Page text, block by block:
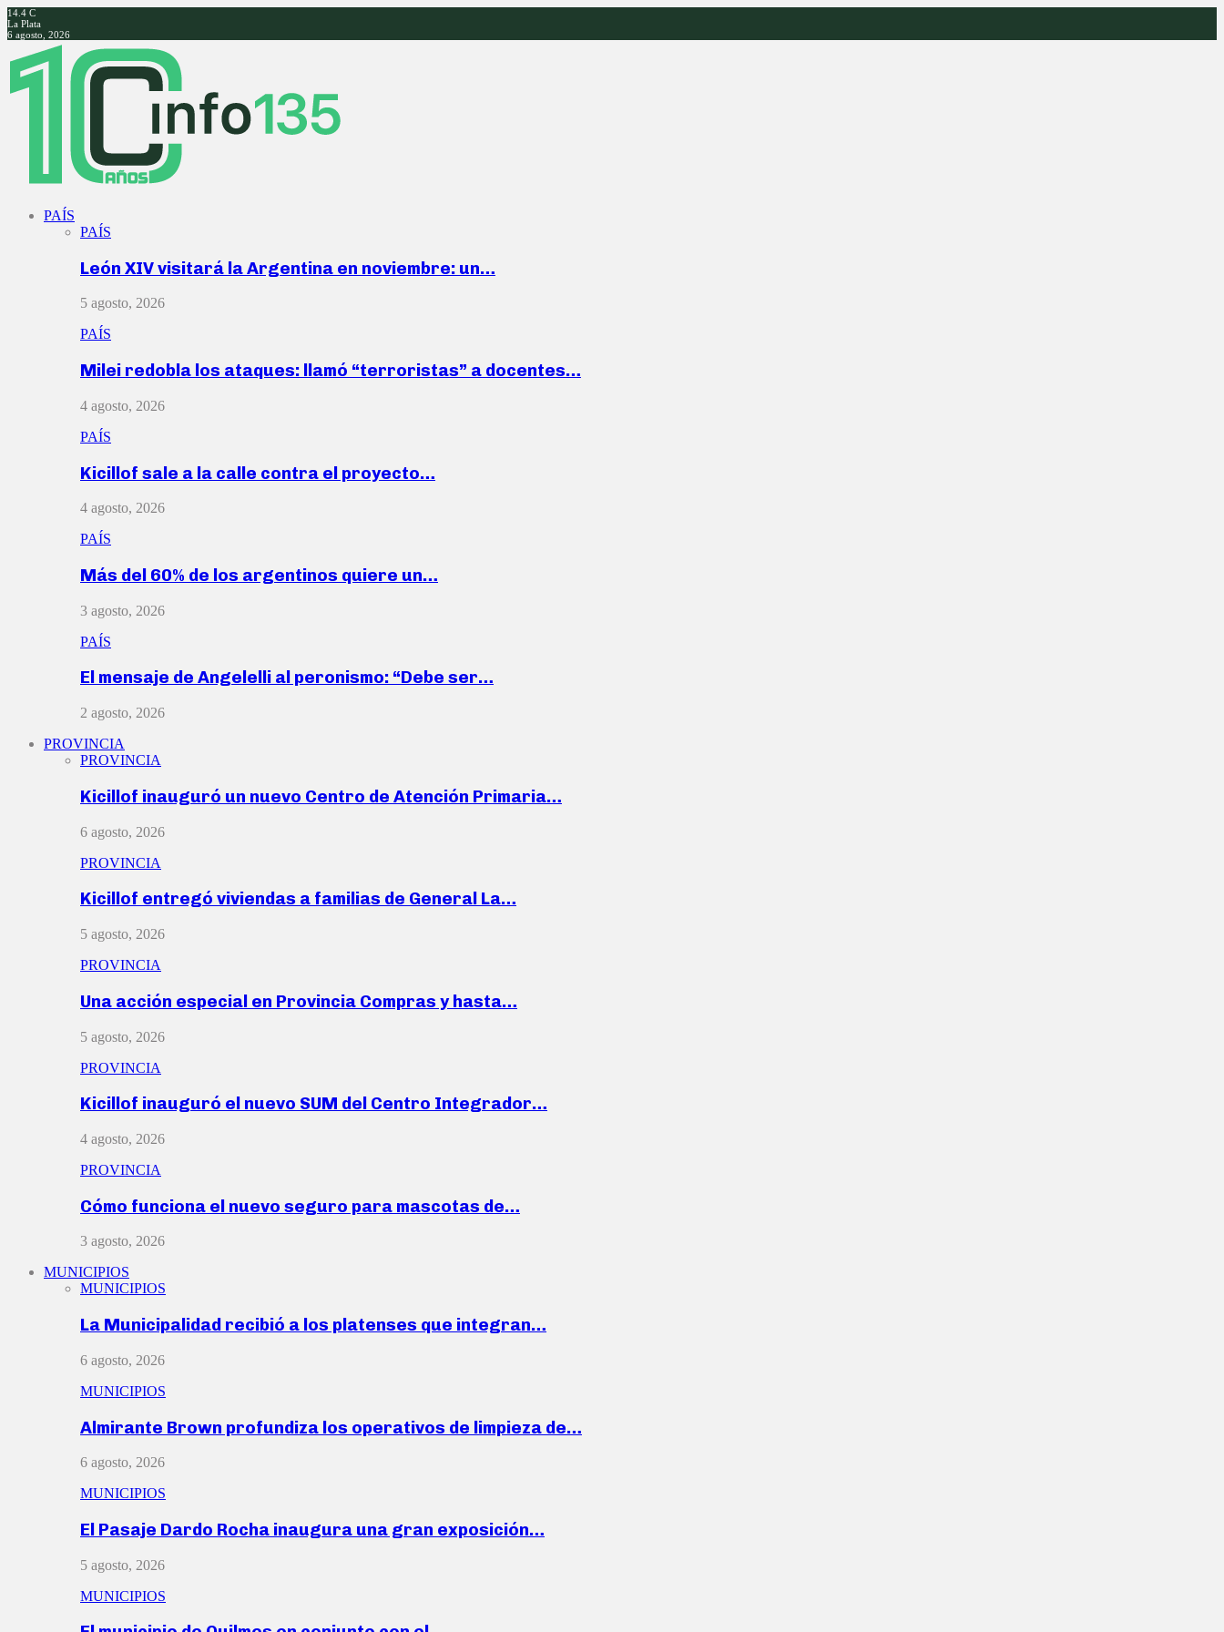
14.4 C
La Plata
6 agosto, 2026
Facebook
Twitter
Instagram
Youtube
PAÍS
PAÍS
León XIV visitará la Argentina en noviembre: un…
5 agosto, 2026
PAÍS
Milei redobla los ataques: llamó “terroristas” a docentes…
4 agosto, 2026
PAÍS
Kicillof sale a la calle contra el proyecto…
4 agosto, 2026
PAÍS
Más del 60% de los argentinos quiere un…
3 agosto, 2026
PAÍS
El mensaje de Angelelli al peronismo: “Debe ser…
2 agosto, 2026
PROVINCIA
PROVINCIA
Kicillof inauguró un nuevo Centro de Atención Primaria…
6 agosto, 2026
PROVINCIA
Kicillof entregó viviendas a familias de General La…
5 agosto, 2026
PROVINCIA
Una acción especial en Provincia Compras y hasta…
5 agosto, 2026
PROVINCIA
Kicillof inauguró el nuevo SUM del Centro Integrador…
4 agosto, 2026
PROVINCIA
Cómo funciona el nuevo seguro para mascotas de…
3 agosto, 2026
MUNICIPIOS
MUNICIPIOS
La Municipalidad recibió a los platenses que integran…
6 agosto, 2026
MUNICIPIOS
Almirante Brown profundiza los operativos de limpieza de…
6 agosto, 2026
MUNICIPIOS
El Pasaje Dardo Rocha inaugura una gran exposición…
5 agosto, 2026
MUNICIPIOS